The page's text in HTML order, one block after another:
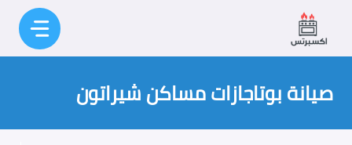
المحتوى
صيانة بوتاجازات مساكن شيراتون